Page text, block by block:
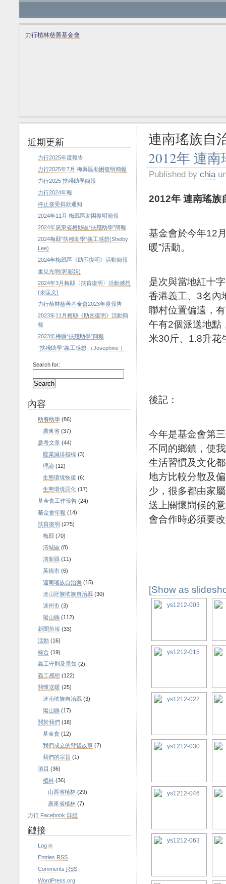
力行植林慈善基金會
連南瑤族自
2012年 連
Published by chia
2012年 連南瑤族
基金會於今年12
暖”活動。
是次與當地紅十
香港義工、3名內
聯村位置偏遠，
午有2個派送地點
米30斤、1.8升花
後記：
今年是基金會第
不同的鄉鎮，使
生活習慣及文化
地方比較分散及
少，很多都由家
送上關懷問候的
會合作時必須要
[Show as
近期更新
力行2025年度報告
力行2025年7月 梅縣區助困復明簡報
力行2025 扶殘助學簡報
力行2024年報
停止接受捐款通知
2024年11月 梅縣區助困復明簡報
2024年廣東省梅縣區“扶殘助學”簡報
2024梅縣“扶殘助學”義工感想(Shelby
Lee)
2024年梅縣區《助困復明》活動簡報
重見光明(郭彩娟)
2024年3月梅縣〈扶貧復明〉活動感想
(余匡文)
力行植林慈善基金會2023年度報告
2023年11月梅縣《助困復明》活動簡
報
2023年梅縣“扶殘助學”簡報
“扶殘助學”義工感想 （Josephine ）
Search for:
內容
助養助學 (86)
廣東省 (37)
參考文章 (44)
廢棄減排指標 (3)
理論 (12)
生態環境恢復 (6)
生態環境惡化 (17)
基金會工作報告 (24)
基金會年報 (14)
扶貧復明 (275)
梅縣 (70)
清城區 (8)
清新縣 (11)
英德市 (6)
連南瑤族自治縣 (15)
連山壯族瑤族自治縣 (30)
連州市 (3)
陽山縣 (112)
新聞剪報 (33)
活動 (16)
綜合 (19)
義工守則及需知 (2)
義工感想 (122)
關懷送暖 (25)
連南瑤族自治縣 (3)
陽山縣 (17)
關於我們 (18)
基金會 (12)
我們成立的背後故事 (2)
我們的宗旨 (1)
項目 (36)
植林 (36)
山西省植林 (29)
廣東省植林 (7)
力行 Facebook 群組
鏈接
Log in
Entries RSS
Comments RSS
WordPress.org